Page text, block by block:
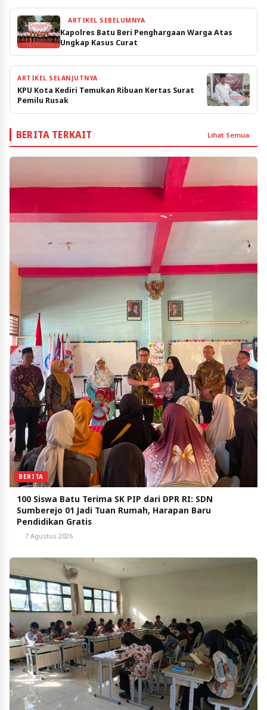
ARTIKEL SEBELUMNYA
Kapolres Batu Beri Penghargaan Warga Atas
Ungkap Kasus Curat
ARTIKEL SELANJUTNYA
KPU Kota Kediri Temukan Ribuan Kertas Surat
Pemilu Rusak
BERITA TERKAIT Lihat Semua
BERITA
100 Siswa Batu Terima SK PIP dari DPR RI: SDN
Sumberejo 01 Jadi Tuan Rumah, Harapan Baru
Pendidikan Gratis
7 Agustus 2026